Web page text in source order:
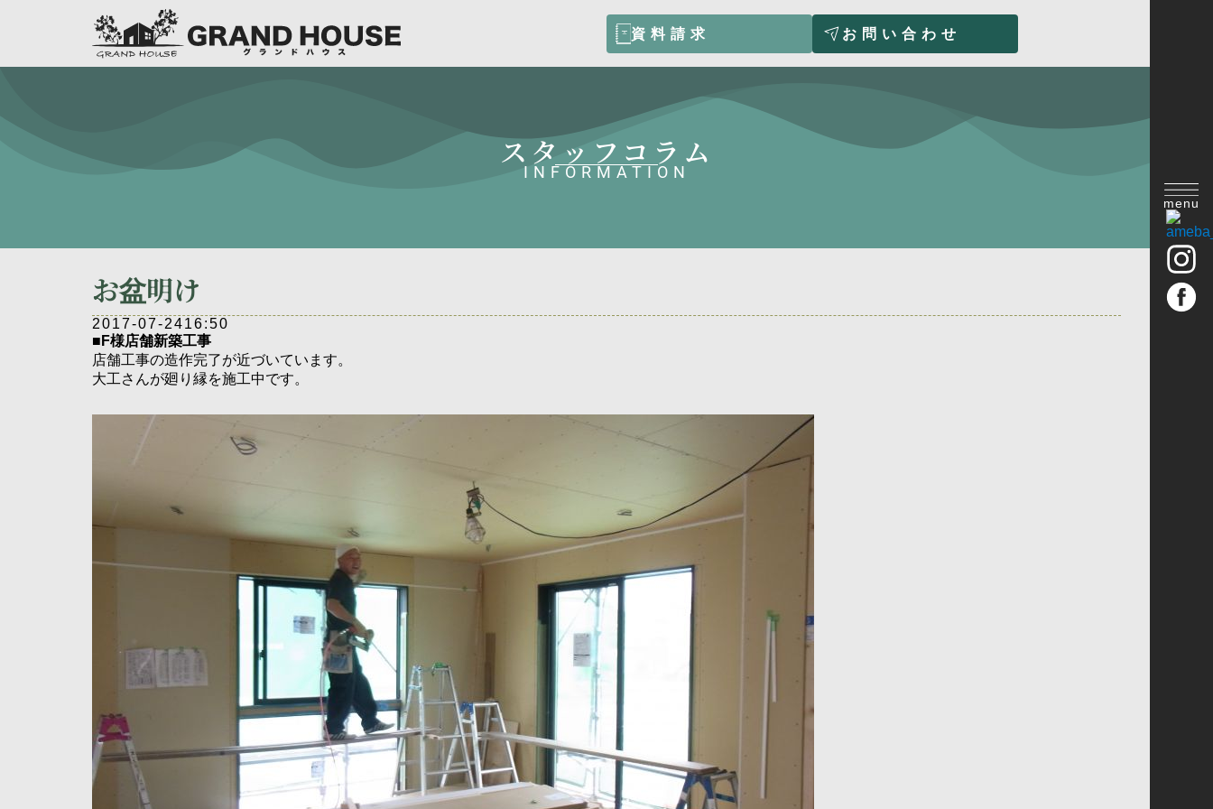
menu
資料請求 お問い合わせ
スタッフコラム
INFORMATION
お盆明け
2017-07-2416:50
■F様店舗新築工事
店舗工事の造作完了が近づいています。
大工さんが廻り縁を施工中です。